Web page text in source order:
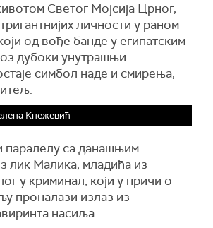
Светог Мојсија Црног,
личности у раном
од вође банде у египатским
дубоки унутрашњи
симбол наде и смирења,
Кнежевић
са данашњим
лик Малика, младића из
у криминал, који у причи о
проналази излаз из
насиља.